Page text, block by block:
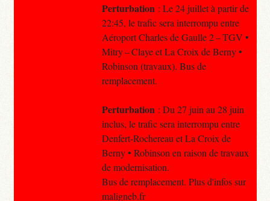
Perturbation : Le 24 juillet à partir de
22:45, le trafic sera interrompu entre
Aéroport Charles de Gaulle 2 – TGV •
Mitry – Claye et La Croix de Berny •
Robinson (travaux). Bus de
remplacement.
Perturbation : Du 27 juin au 28 juin
inclus, le trafic sera interrompu entre
Denfert-Rochereau et La Croix de
Berny • Robinson en raison de travaux
de modernisation.
Bus de remplacement. Plus d'infos sur
maligneb.fr